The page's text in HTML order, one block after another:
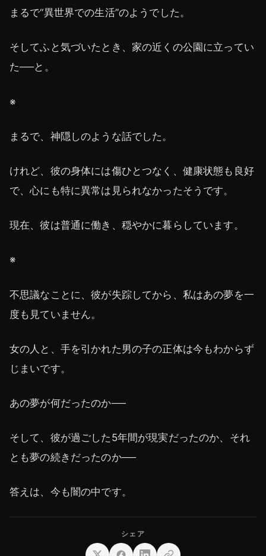
まるで“異世界での生活”のようでした。
そしてふと気づいたとき、家の近くの公園に立ってい
た──と。
※
まるで、神隠しのような話でした。
けれど、彼の身体には傷ひとつなく、健康状態も良好
で、心にも特に異常は見られなかったそうです。
現在、彼は普通に働き、穏やかに暮らしています。
※
不思議なことに、彼が失踪してから、私はあの夢を一
度も見ていません。
女の人と、手を引かれた男の子の正体は今もわからず
じまいです。
あの夢が何だったのか──
そして、彼が過ごした5年間が現実だったのか、それ
とも夢の続きだったのか──
答えは、今も闇の中です。